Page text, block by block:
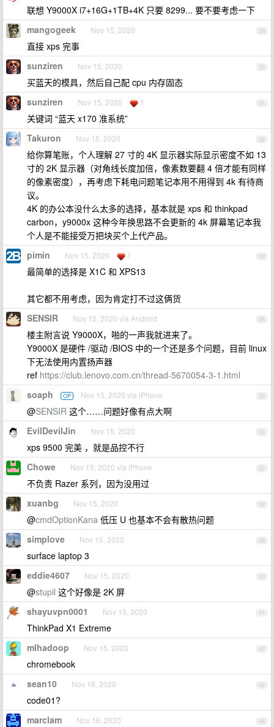
联想 Y9000X i7+16G+1TB+4K 只要 8299... 要不要考虑一下
29
mangogeek Nov 15, 2020
直接 xps 完事
30
sunziren Nov 15, 2020
买蓝天的模具，然后自己配 cpu 内存固态
31
sunziren Nov 15, 2020 1
关键词 “蓝天 x170 准系统”
32
Takuron Nov 15, 2020
给你算笔账，个人理解 27 寸的 4K 显示器实际显示密度不如 13
寸的 2K 显示器（对角线长度加倍，像素数要翻 4 倍才能有同样
的像素密度），再考虑下耗电问题笔记本用不用得到 4k 有待商
议。
4K 的办公本没什么太多的选择，基本就是 xps 和 thinkpad
carbon，y9000x 这种今年换思路不会更新的 4k 屏幕笔记本我
个人是不能接受万把块买个上代产品。
33
pimin Nov 15, 2020 1
最简单的选择是 X1C 和 XPS13
其它都不用考虑，因为肯定打不过这俩货
34
SENSIR Nov 15, 2020 via Android
楼主附言说 Y9000X，啪的一声我就进来了。
Y9000X 是硬件 /驱动 /BIOS 中的一个还是多个问题，目前 linux
下无法使用内置扬声器
ref https://club.lenovo.com.cn/thread-5670054-3-1.html
35
soaph OP Nov 15, 2020 via iPhone
@SENSIR 这个……问题好像有点大啊
36
EvilDevilJin Nov 15, 2020
xps 9500 完美 ，就是品控不行
37
Chowe Nov 15, 2020 via iPhone
不负责 Razer 系列，因为没用过
38
xuanbg Nov 15, 2020
@cmdOptionKana 低压 U 也基本不会有散热问题
39
simplove Nov 15, 2020
surface laptop 3
40
eddie4607 Nov 15, 2020
@stupil 这个好像是 2K 屏
41
shayuvpn0001 Nov 15, 2020
ThinkPad X1 Extreme
42
mlhadoop Nov 15, 2020
chromebook
43
sean10 Nov 16, 2020
code01?
44
marclam Nov 16, 2020